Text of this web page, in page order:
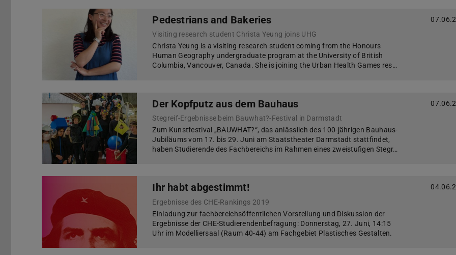
Pedestrians and Bakeries
Visiting research student Christa Yeung joins UHG
Christa Yeung is a visiting research student coming from the Honours
Human Geography undergraduate program at the University of British
Columbia, Vancouver, Canada. She is joining the Urban Health Games res…
Der Kopfputz aus dem Bauhaus
Stegreif-Ergebnisse beim Bauwhat?-Festival in Darmstadt
Zum Kunstfestival „BAUWHAT?“, das anlässlich des 100-jährigen Bauhaus-
Jubiläums vom 17. bis 29. Juni am Staatstheater Darmstadt stattfindet,
haben Studierende des Fachbereichs im Rahmen eines zweistufigen Stegr…
Ihr habt abgestimmt!
Ergebnisse des CHE-Rankings 2019
Einladung zur fachbereichsöffentlichen Vorstellung und Diskussion der
Ergebnisse der CHE-Studierendenbefragung: Donnerstag, 27. Juni, 14:15
Uhr im Modelliersaal (Raum 40-44) am Fachgebiet Plastisches Gestalten.